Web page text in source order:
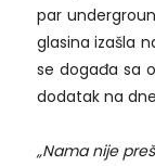
par
glasina izašla
se događa sa
dodatak na
„Nama nije